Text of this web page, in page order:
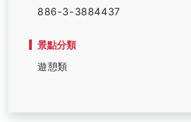
886-3-3884437
景點分類
遊憩類